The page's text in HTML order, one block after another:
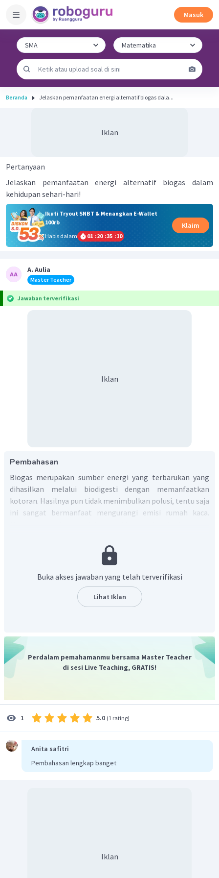
Masuk
Beranda Jelaskan pemanfaatan energi alternatif biogas dala...
Iklan
Pertanyaan
Jelaskan pemanfaatan energi alternatif biogas dalam
kehidupan sehari-hari!
Ikuti Tryout SNBT & Menangkan E-Wallet
100rb
Habis dalam
01 :20 :35 :10
Klaim
A. Aulia
Master Teacher
Jawaban terverifikasi
Iklan
Pembahasan
Biogas merupakan sumber energi yang terbarukan yang
dihasilkan melalui biodigesti dengan memanfaatkan
kotoran. Hasilnya pun tidak menimbulkan polusi, tentu saja
ini sangat bermanfaat mengurangi emisi rumah kaca.
Biogas bisa menggantikan gas yang digunakan
untuk menyelakan listrik
Biogas menghasilkan pupuk organik
Biogas digunakan untuk bahan bakar kendaraan.
Buka akses jawaban yang telah terverifikasi
Lihat Iklan
Perdalam pemahamanmu bersama Master Teacher
di sesi Live Teaching, GRATIS!
1 5.0 (1 rating)
Anita safitri
Pembahasan lengkap banget
Iklan